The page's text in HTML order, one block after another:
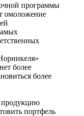
программы
омоложение
более
более
продукцию
портфель